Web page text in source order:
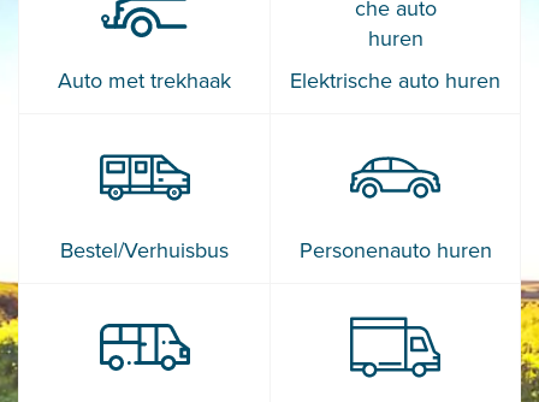
Auto met trekhaak Elektrische auto huren
Bestel/Verhuisbus Personenauto huren